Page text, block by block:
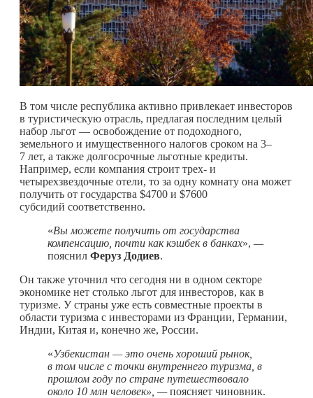
В том числе республика активно привлекает инвесторов
в туристическую отрасль, предлагая последним целый
набор льгот — освобождение от подоходного,
земельного и имущественного налогов сроком на 3–
7 лет, а также долгосрочные льготные кредиты.
Например, если компания строит трех- и
четырехзвездочные отели, то за одну комнату она может
получить от государства $4700 и $7600
субсидий соответственно.
«Вы можете получить от государства
компенсацию, почти как кэшбек в банках», —
пояснил Феруз Додиев.
Он также уточнил что сегодня ни в одном секторе
экономике нет столько льгот для инвесторов, как в
туризме. У страны уже есть совместные проекты в
области туризма с инвесторами из Франции, Германии,
Индии, Китая и, конечно же, России.
«Узбекистан — это очень хороший рынок,
в том числе с точки внутреннего туризма, в
прошлом году по стране путешествовало
около 10 млн человек», —поясняет чиновник.